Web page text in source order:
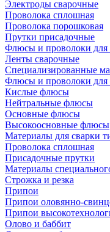
Электроды сварочные
Проволока сплошная
Проволока порошковая
Прутки присадочные
Флюсы и проволоки для
Ленты сварочные
Специализированные
Флюсы и проволоки для
Кислые флюсы
Нейтральные флюсы
Основные флюсы
Высокоосновные флюсы
Материалы для сварки
Проволока сплошная
Присадочные прутки
Материалы
Строжка и резка
Припои
Припои оловянно-
Припои
Олово и баббит